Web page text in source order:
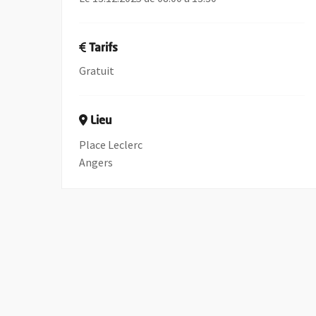
Tarifs
Gratuit
Lieu
Place Leclerc
Angers